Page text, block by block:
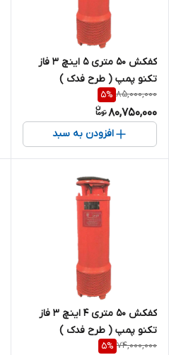
کفکش 50 متری 5 اینچ 3 فاز
تکنو پمپ ( طرح فدک )
85,000,000
5%
80,750,000
افزودن به سبد
کفکش 50 متری 4 اینچ 3 فاز
تکنو پمپ ( طرح فدک )
74,000,000
5%